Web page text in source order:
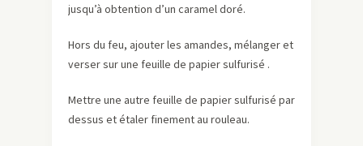
jusqu’à obtention d’un caramel doré.
Hors du feu, ajouter les amandes, mélanger et
verser sur une feuille de papier sulfurisé .
Mettre une autre feuille de papier sulfurisé par
dessus et étaler finement au rouleau.